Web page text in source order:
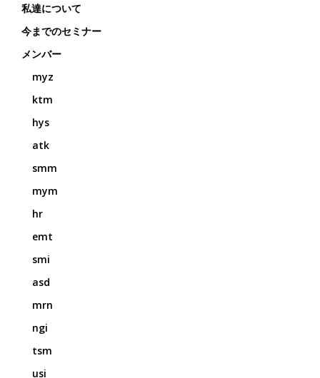
私達について
今までのセミナー
メンバー
myz
ktm
hys
atk
smm
mym
hr
emt
smi
asd
mrn
ngi
tsm
usi